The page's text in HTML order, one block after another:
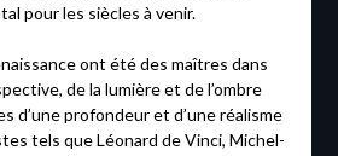
pour les siècles à venir.
ont été des maîtres dans
de la lumière et de l’ombre
d’une profondeur et d’une réalisme
tels que Léonard de Vinci, Michel-